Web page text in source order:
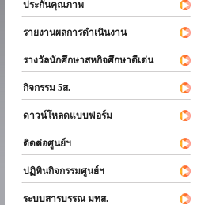
ประกันคุณภาพ
รายงานผลการดำเนินงาน
รางวัลนักศึกษาสหกิจศึกษาดีเด่น
กิจกรรม 5ส.
ดาวน์โหลดแบบฟอร์ม
ติดต่อศูนย์ฯ
ปฏิทินกิจกรรมศูนย์ฯ
ระบบสารบรรณ มทส.